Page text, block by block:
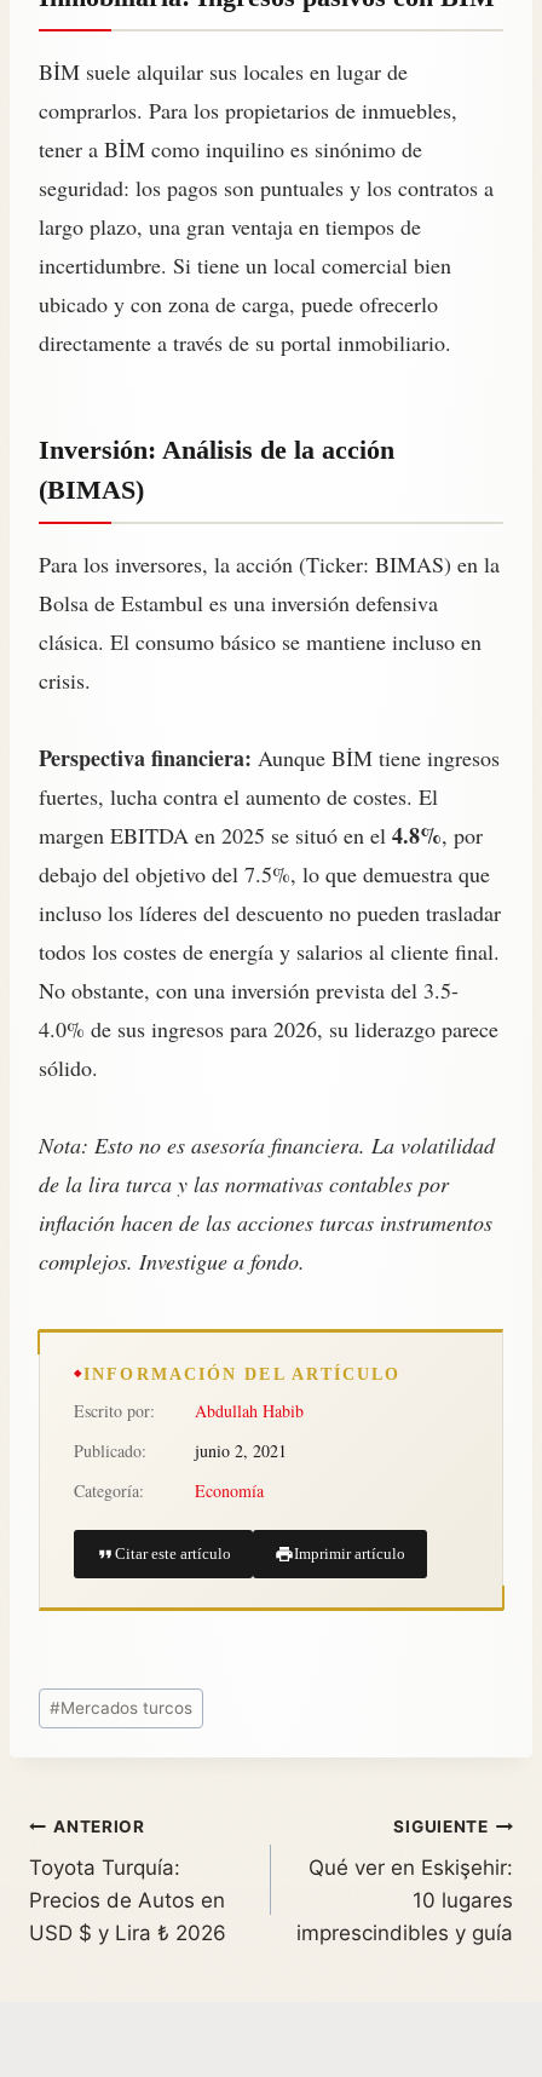
BİM suele alquilar sus locales en lugar de
comprarlos. Para los propietarios de inmuebles,
tener a BİM como inquilino es sinónimo de
seguridad: los pagos son puntuales y los contratos a
largo plazo, una gran ventaja en tiempos de
incertidumbre. Si tiene un local comercial bien
ubicado y con zona de carga, puede ofrecerlo
directamente a través de su portal inmobiliario.
Inversión: Análisis de la acción
(BIMAS)
Para los inversores, la acción (Ticker: BIMAS) en la
Bolsa de Estambul es una inversión defensiva
clásica. El consumo básico se mantiene incluso en
crisis.
Perspectiva financiera: Aunque BİM tiene ingresos
fuertes, lucha contra el aumento de costes. El
margen EBITDA en 2025 se situó en el 4.8%, por
debajo del objetivo del 7.5%, lo que demuestra que
incluso los líderes del descuento no pueden trasladar
todos los costes de energía y salarios al cliente final.
No obstante, con una inversión prevista del 3.5-
4.0% de sus ingresos para 2026, su liderazgo parece
sólido.
Nota: Esto no es asesoría financiera. La volatilidad
de la lira turca y las normativas contables por
inflación hacen de las acciones turcas instrumentos
complejos. Investigue a fondo.
INFORMACIÓN DEL ARTÍCULO
Escrito por:
Abdullah Habib
Publicado:
junio 2, 2021
Categoría:
Economía
Citar este artículo Imprimir artículo
#Mercados turcos
ANTERIOR
Toyota Turquía:
Precios de Autos en
USD $ y Lira ₺ 2026
SIGUIENTE
Qué ver en Eskişehir:
10 lugares
imprescindibles y guía